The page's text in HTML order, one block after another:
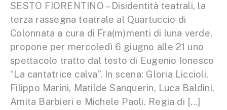
SESTO FIORENTINO – Disidentità teatrali, la
terza rassegna teatrale al Quartuccio di
Colonnata a cura di Fra(m)menti di luna verde,
propone per mercoledì 6 giugno alle 21 uno
spettacolo tratto dal testo di Eugenio Ionesco
“La cantatrice calva”. In scena: Gloria Liccioli,
Filippo Marini, Matilde Sanquerin, Luca Baldini,
Amita Barbieri e Michele Paoli. Regia di […]